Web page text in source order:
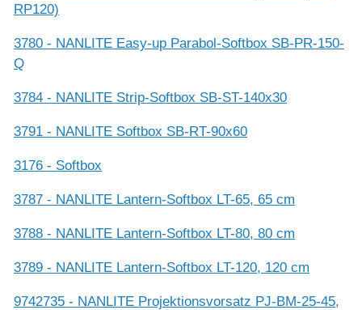
RP120)
3780 - NANLITE Easy-up Parabol-Softbox SB-PR-150-
Q
3784 - NANLITE Strip-Softbox SB-ST-140x30
3791 - NANLITE Softbox SB-RT-90x60
3176 - Softbox
3787 - NANLITE Lantern-Softbox LT-65, 65 cm
3788 - NANLITE Lantern-Softbox LT-80, 80 cm
3789 - NANLITE Lantern-Softbox LT-120, 120 cm
9742735 - NANLITE Projektionsvorsatz PJ-BM-25-45,